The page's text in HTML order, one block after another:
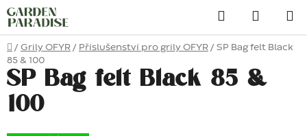
Přejít
na
obsah
Hledat
Domů
/ Grily OFYR / Příslušenství pro grily OFYR / SP Bag felt Black
85 & 100
SP Bag felt Black 85 &
100